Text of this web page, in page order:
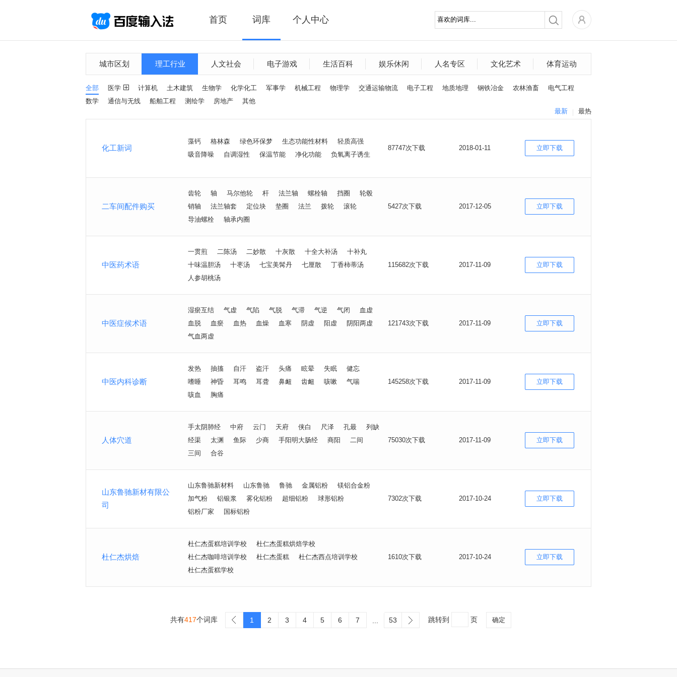
首页 词库 个人中心
城市区划 理工行业 人文社会 电子游戏 生活百科 娱乐休闲 人名专区 文化艺术 体育运动
全部 医学 计算机 土木建筑 生物学 化学化工 军事学 机械工程 物理学 交通运输物流 电子工程 地质地理 钢铁冶金 农林渔畜
电气工程
数学
通信与无线 船舶工程 测绘学 房地产
其他
最热
最新
化工新词
藻钙 格林森 绿色环保梦 生态功能性材料
轻质高强
吸音降噪
自调湿性 保温节能 净化功能 负氧离子诱生
87747次下载 2018-01-11 立即下载
二车间配件购买
齿轮 轴 马尔他轮 杆 法兰轴 螺栓轴 挡圈
轮毂
销轴
法兰轴套 定位块 垫圈 法兰 拨轮
滚轮
导油螺栓
轴承内圈
5427次下载 2017-12-05 立即下载
中医药术语
一贯煎 二陈汤 二妙散 十灰散 十全大补汤
十补丸
十味温胆汤
十枣汤 七宝美髯丹 七厘散
丁香柿蒂汤
人参胡桃汤
115682次下载 2017-11-09 立即下载
中医症候术语
湿瘀互结 气虚 气陷 气脱 气滞 气逆 气闭
血虚
血脱
血瘀 血热 血燥 血寒 阴虚 阳虚
阴阳两虚
气血两虚
121743次下载 2017-11-09 立即下载
中医内科诊断
发热 抽搐 自汗 盗汗 头痛 眩晕 失眠
健忘
嗜睡
神昏 耳鸣 耳聋 鼻衄 齿衄 咳嗽
气喘
咳血
胸痛
145258次下载 2017-11-09 立即下载
人体穴道
手太阴肺经 中府 云门 天府 侠白 尺泽 孔最
列缺
经渠
太渊 鱼际 少商 手阳明大肠经 商阳
二间
三间
合谷
75030次下载 2017-11-09 立即下载
山东鲁驰新材有限公
司
山东鲁驰新材料 山东鲁驰 鲁驰 金属铝粉
镁铝合金粉
加气粉
铝银浆 雾化铝粉 超细铝粉
球形铝粉
铝粉厂家
国标铝粉
7302次下载 2017-10-24 立即下载
杜仁杰烘焙
杜仁杰蛋糕培训学校
杜仁杰蛋糕烘焙学校
杜仁杰咖啡培训学校
杜仁杰蛋糕
杜仁杰西点培训学校
杜仁杰蛋糕学校
1610次下载 2017-10-24 立即下载
共有417个词库 1 2 3 4 5 6 7 53 跳转到 页 确定